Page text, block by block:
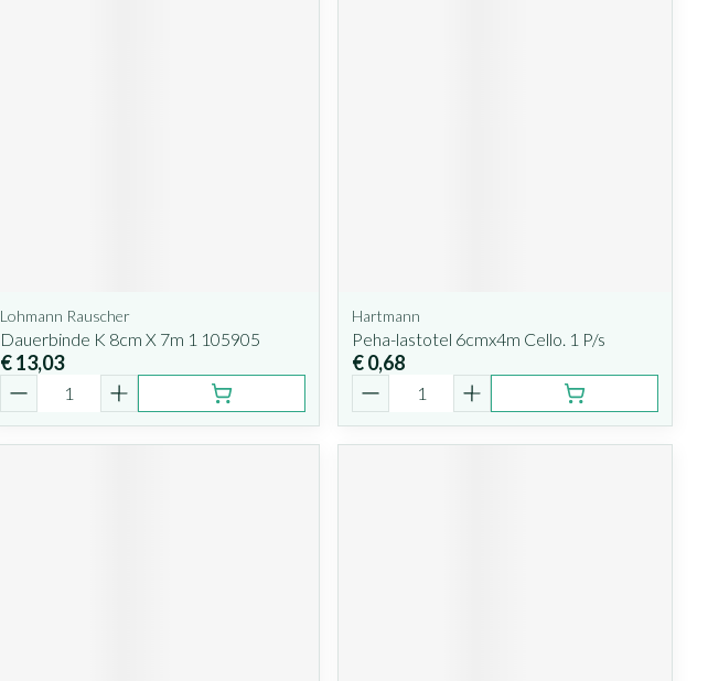
Lohmann Rauscher
Dauerbinde K 8cm X 7m 1 105905
€ 13,03
Hartmann
Peha-lastotel 6cmx4m Cello. 1 P/s
€ 0,68